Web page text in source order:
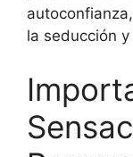
la seducción